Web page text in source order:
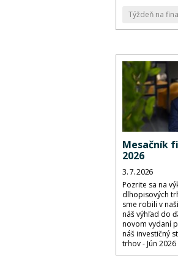
Týždeň na
Mesačník
2026
3. 7. 2026
Pozrite sa na
dlhopisových
sme robili v
náš výhľad do
novom vydaní
náš investičný
trhov - Jún 2026